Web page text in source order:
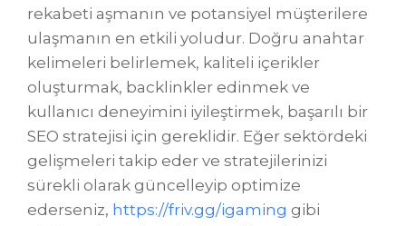
rekabeti aşmanın ve potansiyel müşterilere
ulaşmanın en etkili yoludur. Doğru anahtar
kelimeleri belirlemek, kaliteli içerikler
oluşturmak, backlinkler edinmek ve
kullanıcı deneyimini iyileştirmek, başarılı bir
SEO stratejisi için gereklidir. Eğer sektördeki
gelişmeleri takip eder ve stratejilerinizi
sürekli olarak güncelleyip optimize
ederseniz, https://friv.gg/igaming gibi